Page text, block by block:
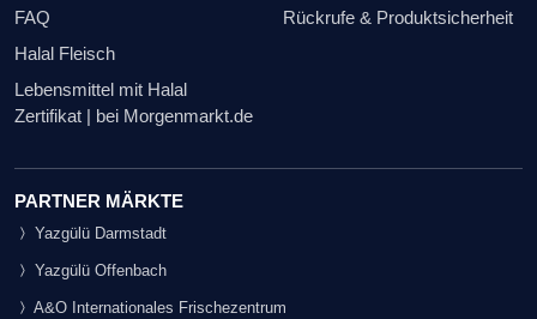
FAQ
Halal Fleisch
Lebensmittel mit Halal
Zertifikat | bei Morgenmarkt.de
Rückrufe & Produktsicherheit
PARTNER MÄRKTE
Yazgülü Darmstadt
Yazgülü Offenbach
A&O Internationales Frischezentrum